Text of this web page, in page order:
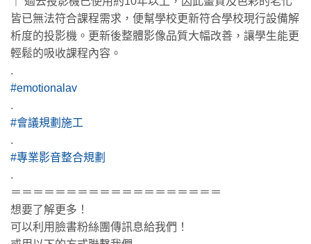
皆已無法符合課程需求，便幫學校更新符合學校現行設備解
析度的投影機。更新後整體影像品質大幅改善，讓學生能更
輕鬆的吸收課程內容。
.
#emotionalav
.
#會議規劃施工
.
#專業影音整合規劃
.
＝＝＝＝＝＝＝＝＝＝＝＝＝＝＝＝＝＝＝
想要了解更多！
可以利用臉書粉絲團傳訊息給我們！